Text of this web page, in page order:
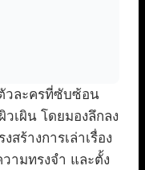
วละครที่ซับซ้อน
เผิน โดยมองลึกลง
ร้างการเล่าเรื่อง
ามทรงจำ และตั้ง